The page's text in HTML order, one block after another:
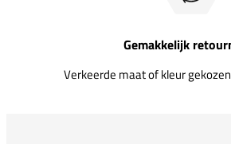
Gemakkelijk
Verkeerde maat of kleur